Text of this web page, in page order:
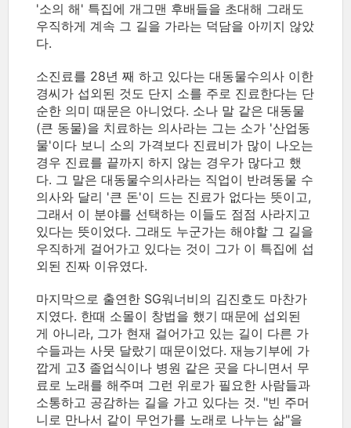
'소의 해' 특집에 개그맨 후배들을 초대해 그래도
우직하게 계속 그 길을 가라는 덕담을 아끼지 않았
다.
소진료를 28년 째 하고 있다는 대동물수의사 이한
경씨가 섭외된 것도 단지 소를 주로 진료한다는 단
순한 의미 때문은 아니었다. 소나 말 같은 대동물
(큰 동물)을 치료하는 의사라는 그는 소가 '산업동
물'이다 보니 소의 가격보다 진료비가 많이 나오는
경우 진료를 끝까지 하지 않는 경우가 많다고 했
다. 그 말은 대동물수의사라는 직업이 반려동물 수
의사와 달리 '큰 돈'이 드는 진료가 없다는 뜻이고,
그래서 이 분야를 선택하는 이들도 점점 사라지고
있다는 뜻이었다. 그래도 누군가는 해야할 그 길을
우직하게 걸어가고 있다는 것이 그가 이 특집에 섭
외된 진짜 이유였다.
마지막으로 출연한 SG워너비의 김진호도 마찬가
지였다. 한때 소몰이 창법을 했기 때문에 섭외된
게 아니라, 그가 현재 걸어가고 있는 길이 다른 가
수들과는 사뭇 달랐기 때문이었다. 재능기부에 가
깝게 고3 졸업식이나 병원 같은 곳을 다니면서 무
료로 노래를 해주며 그런 위로가 필요한 사람들과
소통하고 공감하는 길을 가고 있다는 것. "빈 주머
니로 만나서 같이 무언가를 노래로 나누는 삶"을